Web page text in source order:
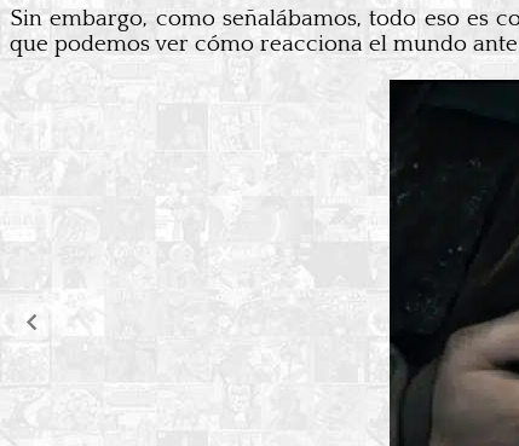
Sin embargo, como señalábamos, todo eso es
que podemos ver cómo reacciona el mundo